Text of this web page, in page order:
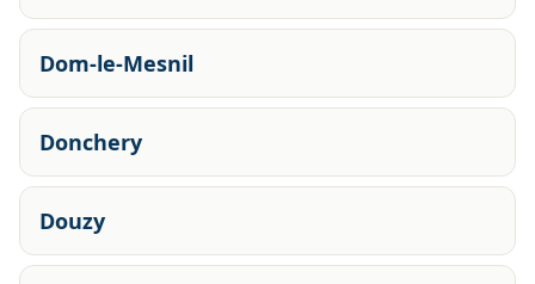
Dom-le-Mesnil
Donchery
Douzy